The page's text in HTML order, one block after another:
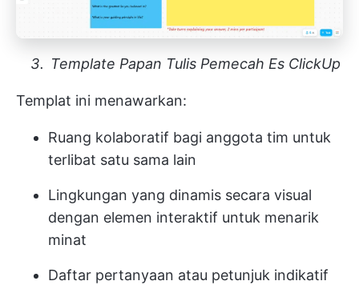
Template Papan Tulis Pemecah Es ClickUp
Templat ini menawarkan:
Ruang kolaboratif bagi anggota tim untuk
terlibat satu sama lain
Lingkungan yang dinamis secara visual
dengan elemen interaktif untuk menarik
minat
Daftar pertanyaan atau petunjuk indikatif